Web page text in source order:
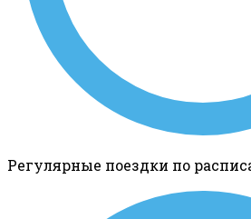
Регулярные поездки по